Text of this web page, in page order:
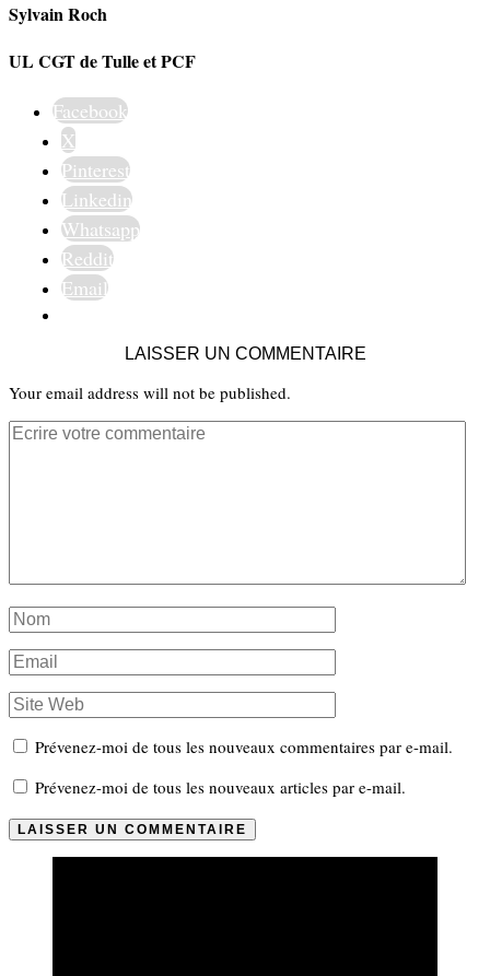
Sylvain Roch
UL CGT de Tulle et PCF
Facebook
X
Pinterest
Linkedin
Whatsapp
Reddit
Email
LAISSER UN COMMENTAIRE
Your email address will not be published.
Prévenez-moi de tous les nouveaux commentaires par e-mail.
Prévenez-moi de tous les nouveaux articles par e-mail.